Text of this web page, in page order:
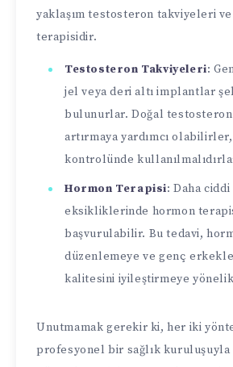
yaklaşım testosteron takviyeleri
terapisidir.
Testosteron Takviyeleri:
jel veya deri altı implantlar
bulunurlar. Doğal
artırmaya yardımcı
kontrolünde
Hormon Terapisi: Daha
eksikliklerinde hormon
başvurulabilir. Bu tedavi,
düzenlemeye ve genç
kalitesini iyileştirmeye
Unutmamak gerekir ki, her iki
profesyonel bir sağlık kuruluşuyla